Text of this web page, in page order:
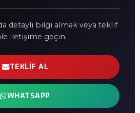
detaylı bilgi almak veya teklif
iletişime geçin.
TEKLIF AL
WHATSAPP